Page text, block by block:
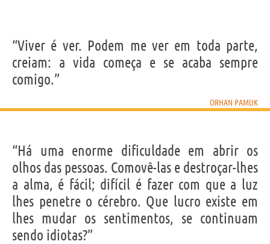
“Viver é ver. Podem me ver em toda parte,
creiam: a vida começa e se acaba sempre
comigo.”
ORHAN PAMUK
“Há uma enorme dificuldade em abrir os
olhos das pessoas. Comovê-las e destroçar-lhes
a alma, é fácil; difícil é fazer com que a luz
lhes penetre o cérebro. Que lucro existe em
lhes mudar os sentimentos, se continuam
sendo idiotas?”